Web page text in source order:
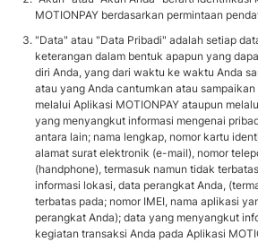
MOTIONPAY berdasarkan permintaan
"Data" atau "Data Pribadi" adalah setiap
keterangan dalam bentuk apapun yang
diri Anda, yang dari waktu ke waktu Anda
atau yang Anda cantumkan atau
melalui Aplikasi MOTIONPAY ataupun
yang menyangkut informasi mengenai
antara lain; nama lengkap, nomor kartu
alamat surat elektronik (e-mail), nomor
(handphone), termasuk namun tidak
informasi lokasi, data perangkat Anda,
terbatas pada; nomor IMEI, nama aplikasi
perangkat Anda); data yang menyangkut
kegiatan transaksi Anda pada Aplikasi